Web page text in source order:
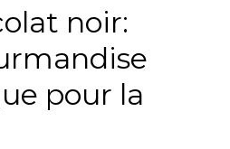
noir:
pour la